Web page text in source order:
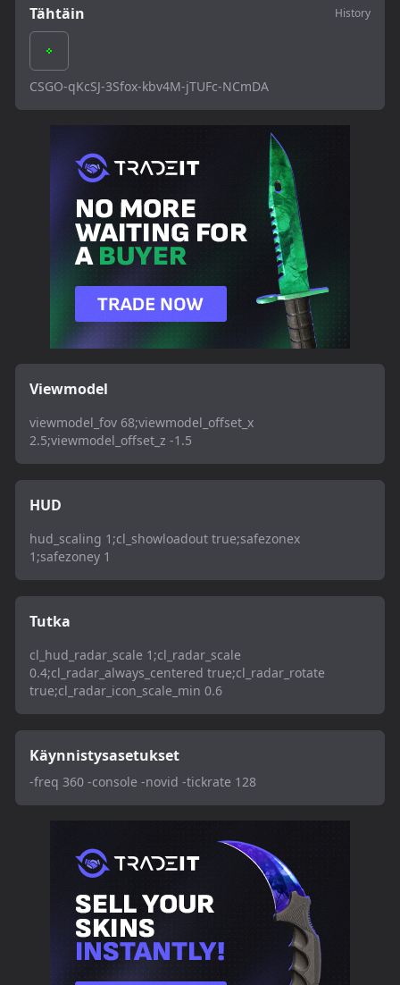
Tähtäin History
CSGO-qKcSJ-3Sfox-kbv4M-jTUFc-NCmDA
Viewmodel
viewmodel_fov 68;viewmodel_offset_x
2.5;viewmodel_offset_z -1.5
HUD
hud_scaling 1;cl_showloadout true;safezonex
1;safezoney 1
Tutka
cl_hud_radar_scale 1;cl_radar_scale
0.4;cl_radar_always_centered true;cl_radar_rotate
true;cl_radar_icon_scale_min 0.6
Käynnistysasetukset
-freq 360 -console -novid -tickrate 128